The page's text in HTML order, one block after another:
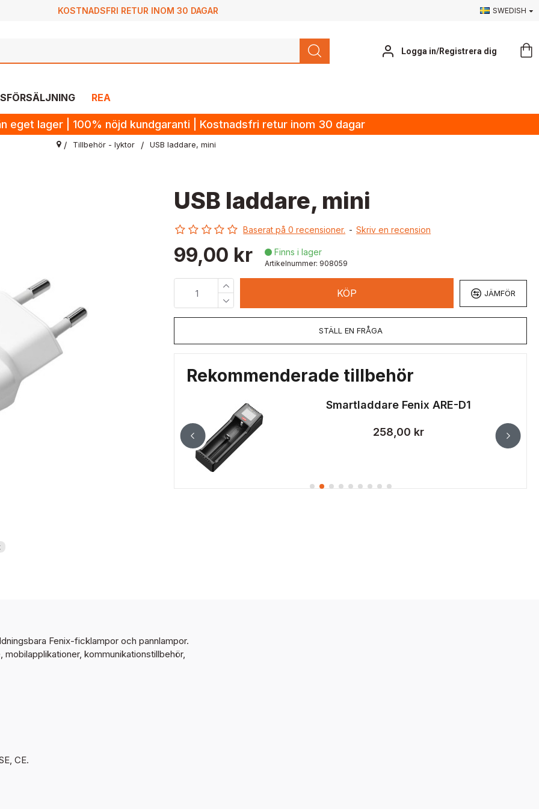
KOSTNADSFRI RETUR INOM 30 DAGAR SWEDISH
Logga in/Registrera dig
REA
eget lager | 100% nöjd kundgaranti | Kostnadsfri retur inom 30 dagar
Tillbehör - lyktor USB laddare, mini
USB laddare, mini
Baserat på 0 recensioner. - Skriv en recension
99,00 kr  Finns i lager
Artikelnummer: 908059
KÖP JÄMFÖR
STÄLL EN FRÅGA
Rekommenderade tillbehör
Smartladdare Fenix ARE-D1
258,00 kr
Fenix-ficklampor och pannlampor.
kommunikationstillbehör,
CE.